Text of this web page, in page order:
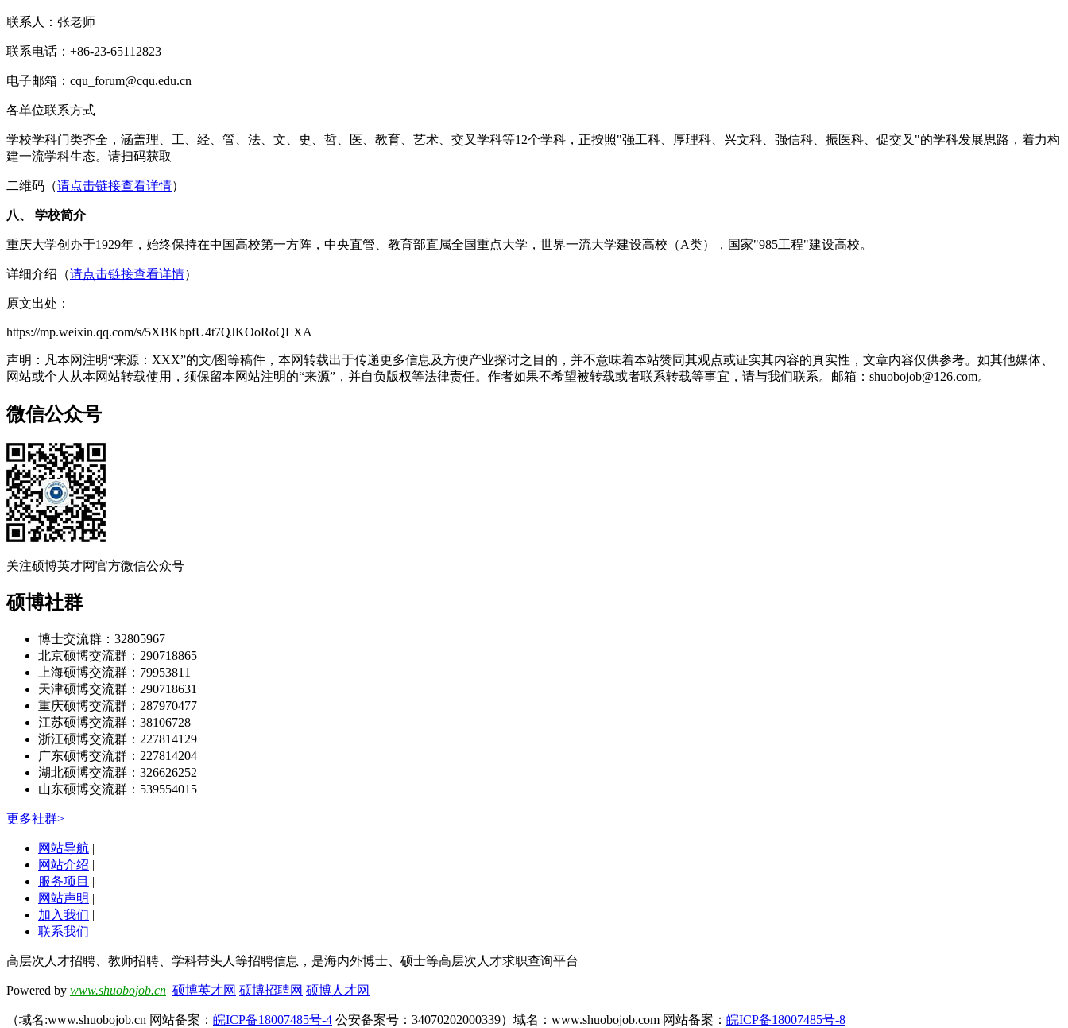
联系人：张老师
联系电话：+86-23-65112823
电子邮箱：cqu_forum@cqu.edu.cn
各单位联系方式
学校学科门类齐全，涵盖理、工、经、管、法、文、史、哲、医、教育、艺术、交叉学科等12个学科，正按照"强工科、厚理科、兴文科、强信科、振医科、促交叉"的学科发展思路，着力构
建一流学科生态。请扫码获取
二维码（请点击链接查看详情）
八、 学校简介
重庆大学创办于1929年，始终保持在中国高校第一方阵，中央直管、教育部直属全国重点大学，世界一流大学建设高校（A类），国家"985工程"建设高校。
详细介绍（请点击链接查看详情）
原文出处：
https://mp.weixin.qq.com/s/5XBKbpfU4t7QJKOoRoQLXA
声明：凡本网注明“来源：XXX”的文/图等稿件，本网转载出于传递更多信息及方便产业探讨之目的，并不意味着本站赞同其观点或证实其内容的真实性，文章内容仅供参考。如其他媒体、
网站或个人从本网站转载使用，须保留本网站注明的“来源”，并自负版权等法律责任。作者如果不希望被转载或者联系转载等事宜，请与我们联系。邮箱：shuobojob@126.com。
微信公众号
关注硕博英才网官方微信公众号
硕博社群
博士交流群：32805967
北京硕博交流群：290718865
上海硕博交流群：79953811
天津硕博交流群：290718631
重庆硕博交流群：287970477
江苏硕博交流群：38106728
浙江硕博交流群：227814129
广东硕博交流群：227814204
湖北硕博交流群：326626252
山东硕博交流群：539554015
更多社群>
网站导航 |
网站介绍 |
服务项目 |
网站声明 |
加入我们 |
联系我们
高层次人才招聘、教师招聘、学科带头人等招聘信息，是海内外博士、硕士等高层次人才求职查询平台
Powered by www.shuobojob.cn 硕博英才网 硕博招聘网 硕博人才网
（域名:www.shuobojob.cn 网站备案： 皖ICP备18007485号-4 公安备案号：34070202000339）域名：www.shuobojob.com 网站备案： 皖ICP备18007485号-8